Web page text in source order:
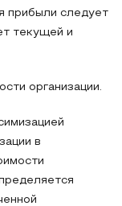
прибыли следует
текущей и
организации.
в